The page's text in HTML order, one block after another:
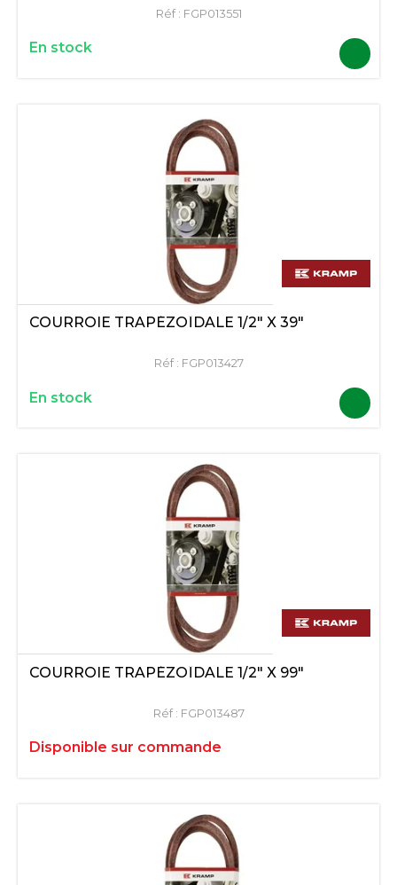
Réf : FGP013551
En stock
COURROIE TRAPÉZOÏDALE 1/2" X 39"
Réf : FGP013427
En stock
COURROIE TRAPÉZOÏDALE 1/2" X 99"
Réf : FGP013487
Disponible sur commande